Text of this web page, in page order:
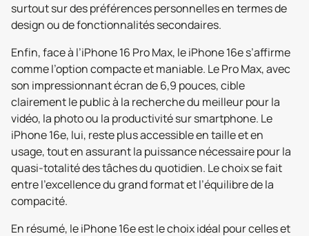
surtout sur des préférences personnelles en termes de
design ou de fonctionnalités secondaires.
Enfin, face à l’iPhone 16 Pro Max, le iPhone 16e s’affirme
comme l’option compacte et maniable. Le Pro Max, avec
son impressionnant écran de 6,9 pouces, cible
clairement le public à la recherche du meilleur pour la
vidéo, la photo ou la productivité sur smartphone. Le
iPhone 16e, lui, reste plus accessible en taille et en
usage, tout en assurant la puissance nécessaire pour la
quasi-totalité des tâches du quotidien. Le choix se fait
entre l’excellence du grand format et l’équilibre de la
compacité.
En résumé, le iPhone 16e est le choix idéal pour celles et